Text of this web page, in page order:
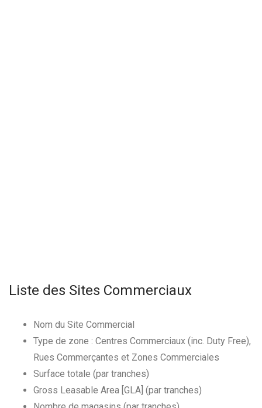
Liste des Sites Commerciaux
Nom du Site Commercial
Type de zone : Centres Commerciaux (inc. Duty Free),
Rues Commerçantes et Zones Commerciales
Surface totale (par tranches)
Gross Leasable Area [GLA] (par tranches)